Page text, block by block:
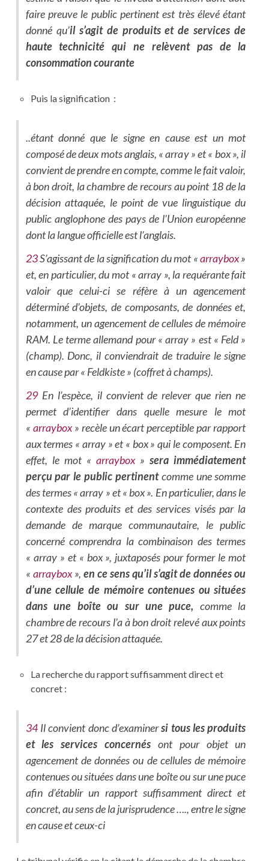
faire preuve le public pertinent est très élevé étant
donné qu’il s’agit de produits et de services de
haute technicité qui ne relèvent pas de la
consommation courante
Puis la signification :
..étant donné que le signe en cause est un mot
composé de deux mots anglais, « array » et « box », il
convient de prendre en compte, comme le fait valoir,
à bon droit, la chambre de recours au point 18 de la
décision attaquée, le point de vue linguistique du
public anglophone des pays de l’Union européenne
dont la langue officielle est l’anglais.
23S’agissant de la signification du mot «arraybox»
et, en particulier, du mot « array », la requérante fait
valoir que celui-ci se réfère à un agencement
déterminé d’objets, de composants, de données et,
notamment, un agencement de cellules de mémoire
RAM. Le terme allemand pour « array » est « Feld »
(champ). Donc, il conviendrait de traduire le signe
en cause par « Feldkiste » (coffret à champs).
29En l’espèce, il convient de relever que rien ne
permet d’identifier dans quelle mesure le mot
« arraybox» recèle un écart perceptible par rapport
aux termes « array » et « box » qui le composent. En
effet, le mot «arraybox»sera immédiatement
perçu par le public pertinentcomme une somme
des termes « array » et « box ». En particulier, dans le
contexte des produits et des services visés par la
demande de marque communautaire, le public
concerné comprendra la combinaison des termes
« array » et « box », juxtaposés pour former le mot
« arraybox», en ce sens qu’il s’agit de données ou
d’une cellule de mémoire contenues ou situées
dans une boîte ou sur une puce, comme la
chambre de recours l’a à bon droit relevé aux points
27 et 28 de la décision attaquée.
La recherche du rapport suffisamment direct et
concret :
34Il convient donc d’examinersi tous les produits
et les services concernés ont pour objet un
agencement de données ou de cellules de mémoire
contenues ou situées dans une boîte ou sur une puce
afin d’établir un rapport suffisamment direct et
concret, au sens de la jurisprudence …., entre le signe
en cause et ceux-ci